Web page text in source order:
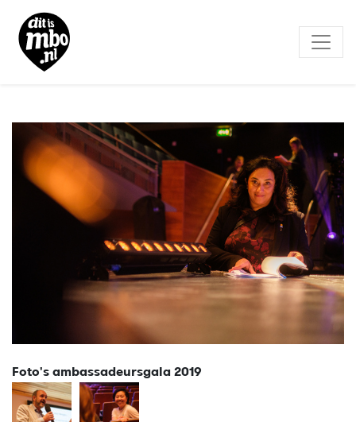
Foto's ambassadeursgala 2019